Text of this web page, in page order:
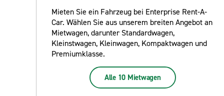
Mieten Sie ein Fahrzeug bei Enterprise Rent-A-
Car. Wählen Sie aus unserem breiten Angebot an
Mietwagen, darunter Standardwagen,
Kleinstwagen, Kleinwagen, Kompaktwagen und
Premiumklasse.
Alle 10 Mietwagen